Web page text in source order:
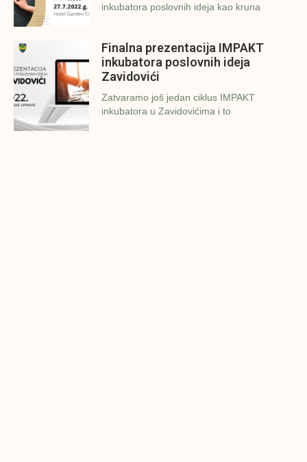
inkubatora poslovnih ideja kao kruna
Finalna prezentacija IMPAKT
inkubatora poslovnih ideja
Zavidovići
Zatvaramo još jedan ciklus IMPAKT
inkubatora u Zavidovićima i to